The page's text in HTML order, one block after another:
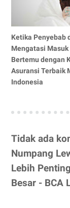
Ketika Penyebab
Mengatasi Masuk
Bertemu dengan
Asuransi Terbaik
Indonesia
Tidak ada
Numpang
Lebih
Besar - BCA